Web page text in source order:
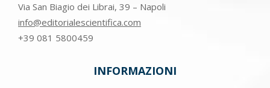
Via San Biagio dei Librai, 39 – Napoli
info@editorialescientifica.com
+39 081 5800459
INFORMAZIONI